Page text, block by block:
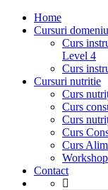
Home
Cursuri
Curs
Level 4
Curs
Cursuri nutritie
Curs
Curs
Curs
Curs
Curs
Contact